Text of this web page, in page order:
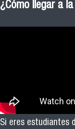
¿Cómo llegar a
Si eres estudiantes